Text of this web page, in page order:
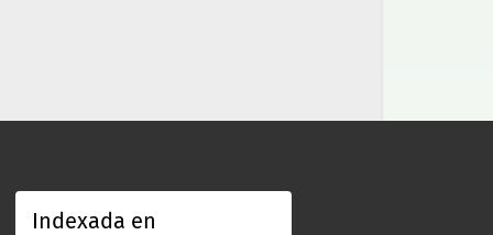
Indexada en